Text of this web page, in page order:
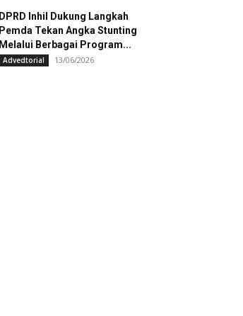
DPRD Inhil Dukung Langkah
Pemda Tekan Angka Stunting
Melalui Berbagai Program...
Advedtorial 13/06/2026